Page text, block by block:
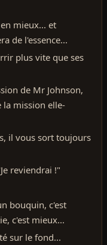
mieux... et
de l'essence...
plus vite que ses
de Mr Johnson,
la mission elle-
il vous sort toujours
reviendrai !"
bouquin, c'est
c'est mieux...
sur le fond...